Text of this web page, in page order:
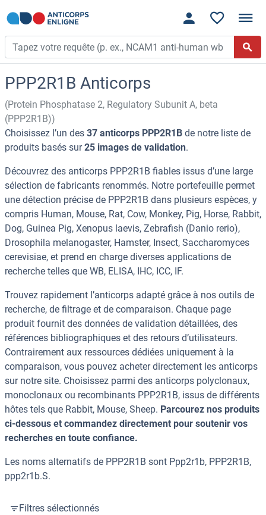
PPP2R1B Anticorps
(Protein Phosphatase 2, Regulatory Subunit A, beta
(PPP2R1B))
Choisissez l’un des 37 anticorps PPP2R1B de notre liste de
produits basés sur25 images de validation.
Découvrez des anticorps PPP2R1B fiables issus d’une large
sélection de fabricants renommés. Notre portefeuille permet
une détection précise de PPP2R1B dans plusieurs espèces, y
compris Human, Mouse, Rat, Cow, Monkey, Pig, Horse, Rabbit,
Dog, Guinea Pig, Xenopus laevis, Zebrafish (Danio rerio),
Drosophila melanogaster, Hamster, Insect, Saccharomyces
cerevisiae, et prend en charge diverses applications de
recherche telles que WB, ELISA, IHC, ICC, IF.
Trouvez rapidement l’anticorps adapté grâce à nos outils de
recherche, de filtrage et de comparaison. Chaque page
produit fournit des données de validation détaillées, des
références bibliographiques et des retours d’utilisateurs.
Contrairement aux ressources dédiées uniquement à la
comparaison, vous pouvez acheter directement les anticorps
sur notre site. Choisissez parmi des anticorps polyclonaux,
monoclonaux ou recombinants PPP2R1B, issus de différents
hôtes tels que Rabbit, Mouse, Sheep. Parcourez nos produits
ci-dessous et commandez directement pour soutenir vos
recherches en toute confiance.
Les noms alternatifs de PPP2R1B sont Ppp2r1b, PPP2R1B,
ppp2r1b.S.
Filtres sélectionnés